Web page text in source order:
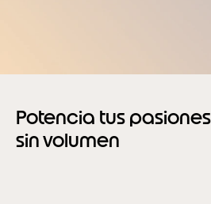
Potencia tus pasiones
sin volumen